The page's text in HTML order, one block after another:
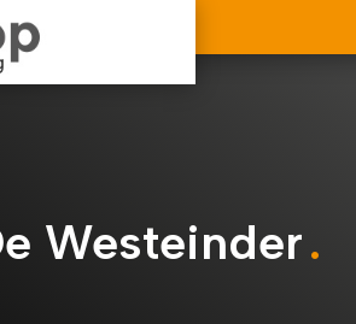
Westeinder